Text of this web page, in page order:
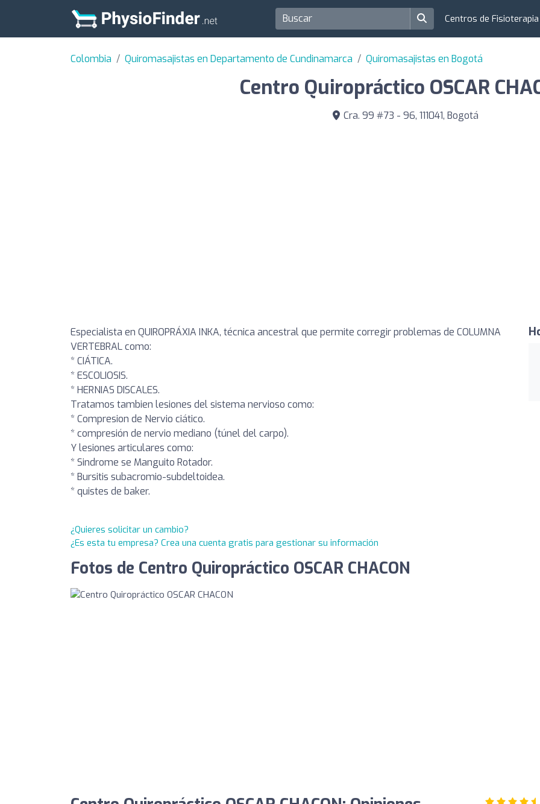
Centros de
Colombia Quiromasajistas en Departamento de Cundinamarca Quiromasajistas en Bogotá
Centro Quiropráctico OSCAR
Cra. 99 #73 - 96, 111041, Bogotá
Especialista en QUIROPRÁXIA INKA, técnica ancestral que permite corregir problemas de COLUMNA
VERTEBRAL como:
* CIÁTICA.
* ESCOLIOSIS.
* HERNIAS DISCALES.
Tratamos tambien lesiones del sistema nervioso como:
* Compresion de Nervio ciático.
* compresión de nervio mediano (túnel del carpo).
Y lesiones articulares como:
* Sindrome se Manguito Rotador.
* Bursitis subacromio-subdeltoidea.
* quistes de baker.
¿Quieres solicitar un cambio?
¿Es esta tu empresa? Crea una cuenta gratis para gestionar su información
Fotos de Centro Quiropráctico OSCAR CHACON